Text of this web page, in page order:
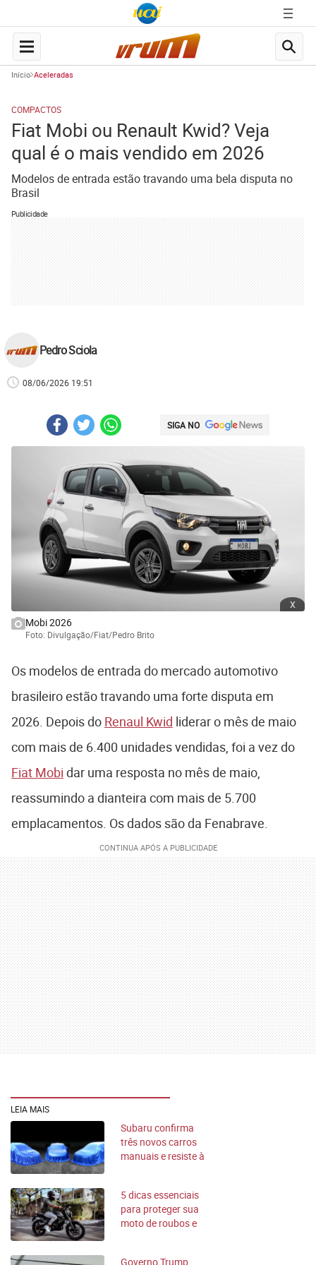
Início Aceleradas
COMPACTOS
Fiat Mobi ou Renault Kwid? Veja
qual é o mais vendido em 2026
Modelos de entrada estão travando uma bela disputa no
Brasil
Publicidade
Pedro Sciola
08/06/2026 19:51
SIGA NO
x
Mobi 2026
Foto: Divulgação/Fiat/Pedro Brito
Os modelos de entrada do mercado automotivo
brasileiro estão travando uma forte disputa em
2026. Depois do Renaul Kwid liderar o mês de maio
com mais de 6.400 unidades vendidas, foi a vez do
Fiat Mobi dar uma resposta no mês de maio,
reassumindo a dianteira com mais de 5.700
emplacamentos. Os dados são da Fenabrave.
LEIA MAIS
Subaru confirma
três novos carros
manuais e resiste à
5 dicas essenciais
para proteger sua
moto de roubos e
Governo Trump